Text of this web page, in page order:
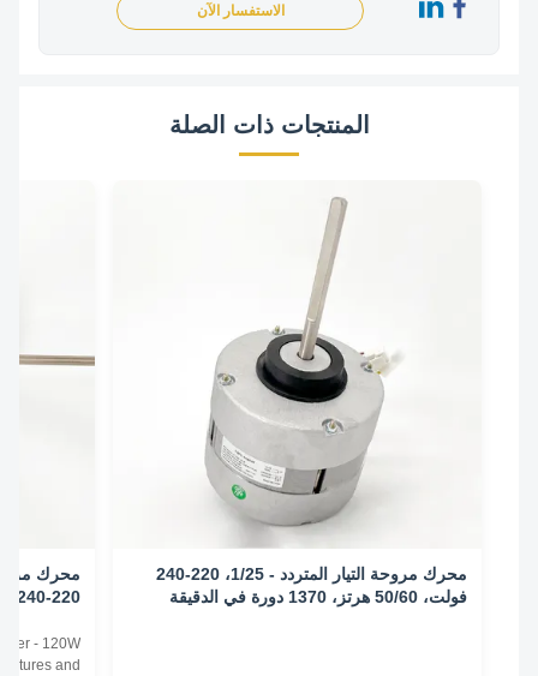
الاستفسار الآن
المنتجات ذات الصلة
محرك مروحة التيار المتردد - 1/25، 220-240
فولت، 50/60 هرتز، 1370 دورة في الدقيقة
- 120W
Features and